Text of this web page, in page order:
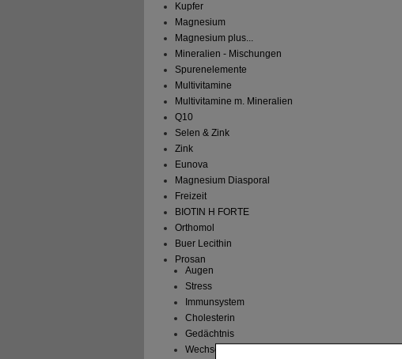
Kupfer
Magnesium
Magnesium plus...
Mineralien - Mischungen
Spurenelemente
Multivitamine
Multivitamine m. Mineralien
Q10
Selen & Zink
Zink
Eunova
Magnesium Diasporal
Freizeit
BIOTIN H FORTE
Orthomol
Buer Lecithin
Prosan
Augen
Stress
Immunsystem
Cholesterin
Gedächtnis
Wechseljahre